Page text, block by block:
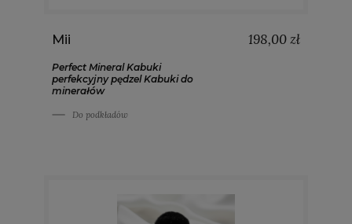
Mii
Perfect Mineral Kabuki
perfekcyjny pędzel Kabuki do
minerałów
Do podkładów
198,00 zł